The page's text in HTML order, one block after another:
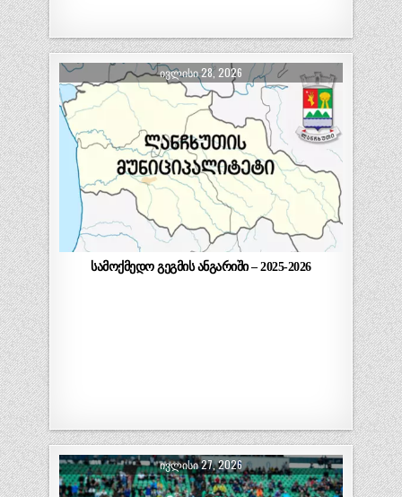
ᲘᲕᲚᲘᲡᲘ 28, 2026
სამოქმედო გეგმის ანგარიში – 2025-2026
ᲘᲕᲚᲘᲡᲘ 27, 2026